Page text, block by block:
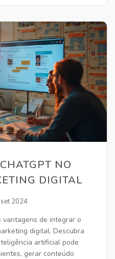
NO
DIGITAL
2024
de integrar o
digital. Descubra
artificial pode
gerar conteúdo